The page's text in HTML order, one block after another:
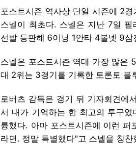
포스트시즌 역사상 단일 시즌에 2
스넬이 최초다. 스넬은 지난 7일 필
선발 등판해 6이닝 1안타 4볼넷 9삼
스넬은 포스트시즌 역대 가장 많은
대 2위는 3경기를 기록한 토론토 블
로버츠 감독은 경기 뒤 기자회견에
서 내가 기억하는 한 최고의 투구
륭했다. 아마 포스트시즌에 이런 퍼
라면. 정말 특별했다"고 스넬을 칭찬